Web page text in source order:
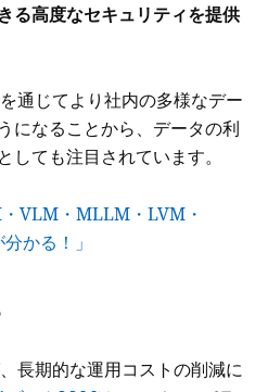
る高度なセキュリティを提供
通じてより社内の多様なデー
になることから、データの利
ても注目されています。
VLM・MLLM・LVM・
かる！」
長期的な運用コストの削減に